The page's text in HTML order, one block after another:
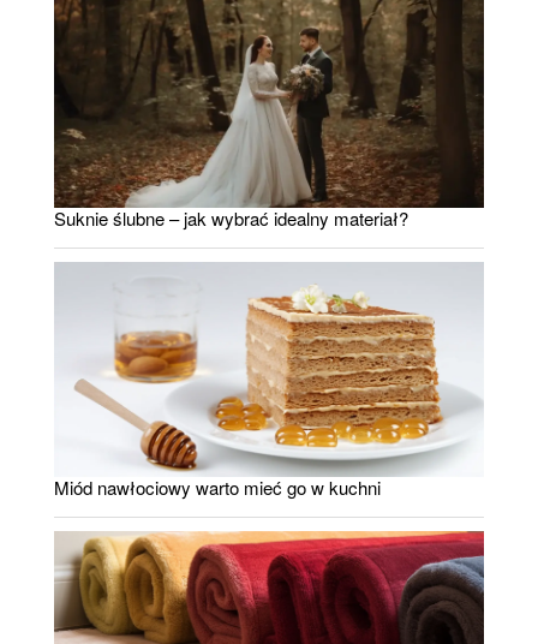
Suknie ślubne – jak wybrać idealny materiał?
Miód nawłociowy warto mieć go w kuchni